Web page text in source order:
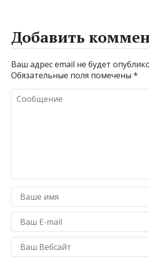
Добавить
Ваш адрес email не будет
Обязательные поля помечены*